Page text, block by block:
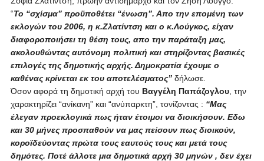
“Το “σχίσμα” προϋποθέτει “ένωση”. Απο την επομένη των
εκλογών του 2006, η κ.Ζλατίντση και ο κ.Λούγκος, είχαν
διαφοροποιήσει τη θέση τους, απο την παράταξη μας,
ακολουθώντας αυτόνομη πολιτική και στηρίζοντας βασικές
επιλογές της δημοτικής αρχής. Δημοκρατία έχουμε ο
καθένας κρίνεται εκ του αποτελέσματος” δήλωσε.
Όσον αφορά τη δημοτική αρχή του Βαγγέλη Παπάζογλου, την
χαρακτηρίζει “ανίκανη” και “ανύπαρκτη”, τονίζοντας : “Μας
έλεγαν προεκλογικά πως ήταν έτοιμοι να διοικήσουν. Εδω
και 30 μήνες προσπαθούν να μας πείσουν πως διοικούν,
κοροϊδεύοντας πρώτα τους εαυτούς τους και μετά τους
δημότες. Ποτέ άλλοτε μια δημοτικά αρχή 30 μηνών , δεν έχει